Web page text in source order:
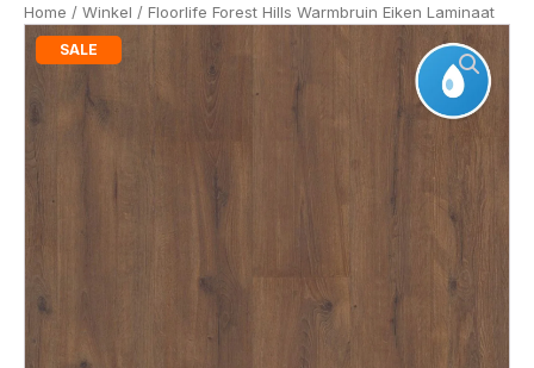
Home / Winkel / Floorlife Forest Hills Warmbruin Eiken Laminaat
SALE